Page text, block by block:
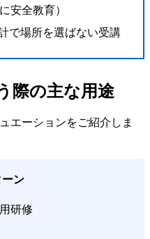
安全教育）
で場所を選ばない受講
際の主な用途
エーションをご紹介しま
ン
研修